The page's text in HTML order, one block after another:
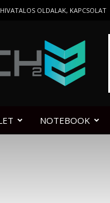
HIVATALOS OLDALAK, KAPCSOLAT
NOTEBOOK